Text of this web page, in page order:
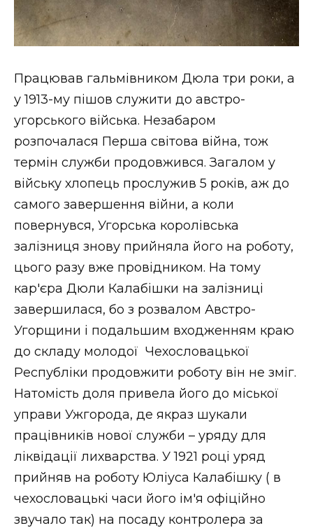
Працював гальмівником Дюла три роки, а
у 1913-му пішов служити до австро-
угорського війська. Незабаром
розпочалася Перша світова війна, тож
термін служби продовжився. Загалом у
війську хлопець прослужив 5 років, аж до
самого завершення війни, а коли
повернувся, Угорська королівська
залізниця знову прийняла його на роботу,
цього разу вже провідником. На тому
кар'єра Дюли Калабішки на залізниці
завершилася, бо з розвалом Австро-
Угорщини і подальшим входженням краю
до складу молодої Чехословацької
Республіки продовжити роботу він не зміг.
Натомість доля привела його до міської
управи Ужгорода, де якраз шукали
працівників нової служби – уряду для
ліквідації лихварства. У 1921 році уряд
прийняв на роботу Юліуса Калабішку ( в
чехословацькі часи його ім'я офіційно
звучало так) на посаду контролера за